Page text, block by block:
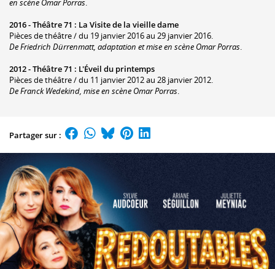
en scène Omar Porras.
2016 -Théâtre 71 : La Visite de la vieille dame
Pièces de théâtre / du 19 janvier 2016 au 29 janvier 2016.
De Friedrich Dürrenmatt, adaptation et mise en scène Omar Porras.
2012 -Théâtre 71 : L'Éveil du printemps
Pièces de théâtre / du 11 janvier 2012 au 28 janvier 2012.
De Franck Wedekind, mise en scène Omar Porras.
Partager sur :